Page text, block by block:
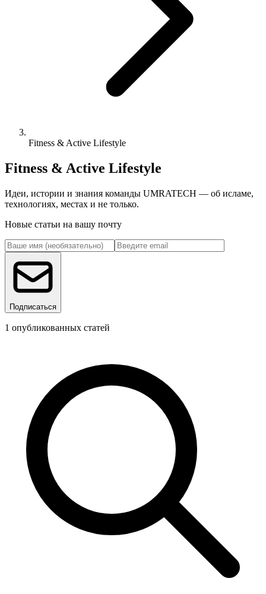
Fitness & Active Lifestyle
Fitness & Active Lifestyle
Идеи, истории и знания команды UMRATECH — об исламе,
технологиях, местах и не только.
Новые статьи на вашу почту
Подписаться
1 опубликованных статей